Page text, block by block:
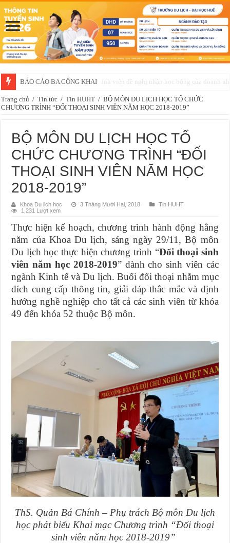
Thông báo về việc xét chọn sinh viên đề nghị nhận học bổng của doanh
Trang chủ / Tin tức / Tin HUHT / BỘ MÔN DU LỊCH HỌC TỔ CHỨC
CHƯƠNG TRÌNH “ĐỐI THOẠI SINH VIÊN NĂM HỌC 2018-2019”
BỘ MÔN DU LỊCH HỌC TỔ
CHỨC CHƯƠNG TRÌNH “ĐỐI
THOẠI SINH VIÊN NĂM HỌC
2018-2019”
Khoa Du lịch học 3 Tháng Mười Hai, 2018
Tin HUHT
1,231 Lượt xem
Thực hiện kế hoạch, chương trình hành động hằng
năm của Khoa Du lịch, sáng ngày 29/11, Bộ môn
Du lịch học thực hiện chương trình “Đối thoại sinh
viên năm học 2018-2019” dành cho sinh viên các
ngành Kinh tế và Du lịch. Buổi đối thoại nhằm mục
đích cung cấp thông tin, giải đáp thắc mắc và định
hướng nghề nghiệp cho tất cả các sinh viên từ khóa
49 đến khóa 52 thuộc Bộ môn.
ThS. Quản Bá Chính – Phụ trách Bộ môn Du lịch
học phát biểu Khai mạc Chương trình “Đối thoại
sinh viên năm học 2018-2019”